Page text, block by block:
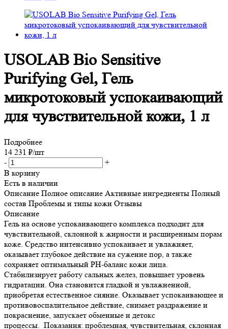
USOLAB Bio Sensitive
Purifying Gel, Гель
микротоковый успокаивающий
для чувствительной кожи, 1 л
Подробнее
14 231 ₽/шт
-
+
В корзину
Есть в наличии
Описание Полное описание Активные ингредиенты Полный
состав Проблемы и типы кожи Отзывы
Описание
Гель на основе успокаивающего комплекса подходит для
чувствительной, склонной к жирности и расширенным порам
коже. Средство интенсивно успокаивает и увлажняет,
оказывает глубокое действие на сужение пор, а также
сохраняет оптимальный РH-баланс кожи лица.
Стабилизирует работу сальных желез, повышает уровень
гидратации. Она становится гладкой и увлажненной,
приобретая естественное сияние. Оказывает успокаивающее и
противовоспалительное действие, снимает раздражение и
покраснение, запускает обменные и детокс
процессы. Показания: проблемная, чувствительная, склонная